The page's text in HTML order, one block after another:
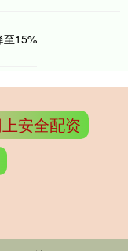
至15%
安全配资